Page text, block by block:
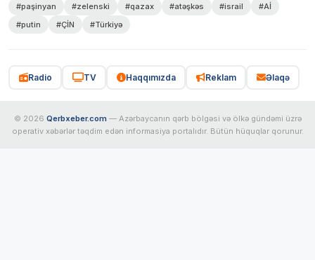
#paşinyan
#zelenski #qazax #atəşkəs #israil
#Aİ
#putin
#ÇİN #Türkiyə
Radio TV Haqqımızda Reklam Əlaqə
© 2026 Qerbxeber.com — Azərbaycanın qərb bölgəsi və ölkə gündəmi üzrə
operativ xəbərlər təqdim edən informasiya portalıdır. Bütün hüquqlar qorunur.